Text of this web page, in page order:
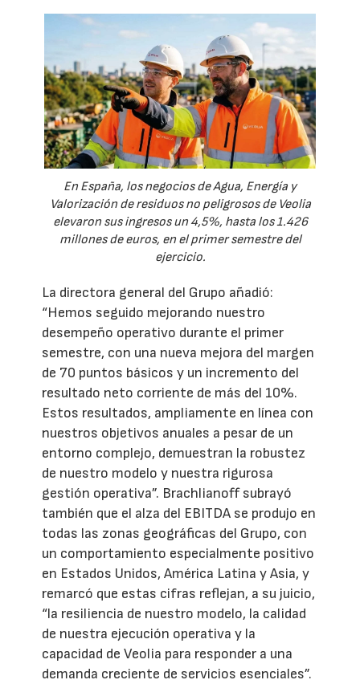
En España, los negocios de Agua, Energía y
Valorización de residuos no peligrosos de Veolia
elevaron sus ingresos un 4,5%, hasta los 1.426
millones de euros, en el primer semestre del
ejercicio.
La directora general del Grupo añadió:
“Hemos seguido mejorando nuestro
desempeño operativo durante el primer
semestre, con una nueva mejora del margen
de 70 puntos básicos y un incremento del
resultado neto corriente de más del 10%.
Estos resultados, ampliamente en línea con
nuestros objetivos anuales a pesar de un
entorno complejo, demuestran la robustez
de nuestro modelo y nuestra rigurosa
gestión operativa”. Brachlianoff subrayó
también que el alza del EBITDA se produjo en
todas las zonas geográficas del Grupo, con
un comportamiento especialmente positivo
en Estados Unidos, América Latina y Asia, y
remarcó que estas cifras reflejan, a su juicio,
“la resiliencia de nuestro modelo, la calidad
de nuestra ejecución operativa y la
capacidad de Veolia para responder a una
demanda creciente de servicios esenciales”.